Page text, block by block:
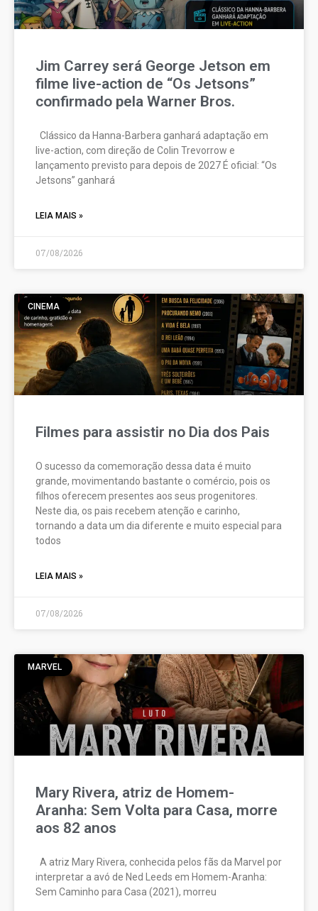
Jim Carrey será George Jetson em
filme live-action de “Os Jetsons”
confirmado pela Warner Bros.
Clássico da Hanna-Barbera ganhará adaptação em
live-action, com direção de Colin Trevorrow e
lançamento previsto para depois de 2027 É oficial: “Os
Jetsons” ganhará
LEIA MAIS »
07/08/2026
CINEMA
Filmes para assistir no Dia dos Pais
O sucesso da comemoração dessa data é muito
grande, movimentando bastante o comércio, pois os
filhos oferecem presentes aos seus progenitores.
Neste dia, os pais recebem atenção e carinho,
tornando a data um dia diferente e muito especial para
todos
LEIA MAIS »
07/08/2026
MARVEL
Mary Rivera, atriz de Homem-
Aranha: Sem Volta para Casa, morre
aos 82 anos
A atriz Mary Rivera, conhecida pelos fãs da Marvel por
interpretar a avó de Ned Leeds em Homem-Aranha:
Sem Caminho para Casa (2021), morreu